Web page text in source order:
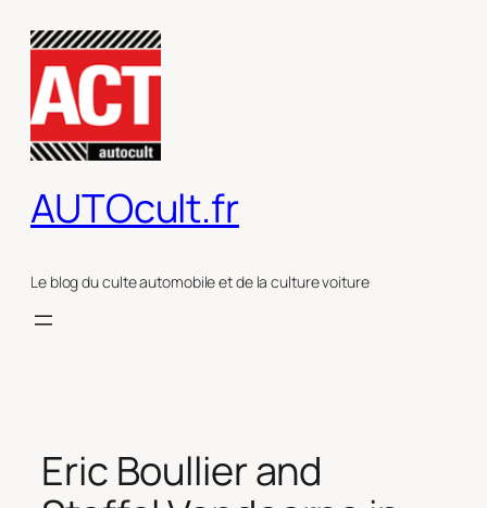
contenu
AUTOcult.fr
Le blog du culte automobile et de la culture voiture
Eric Boullier and